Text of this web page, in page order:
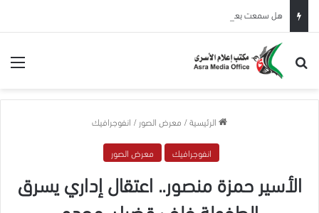
هل سمعت بعقوبة “خدمة الجمهور”؟
بحث عن
الرئيسية/ معرض الصور / انفوجرافيك
انفوجرافيك معرض الصور
الأسير حمزة منصور.. اعتقال إداري يسرق